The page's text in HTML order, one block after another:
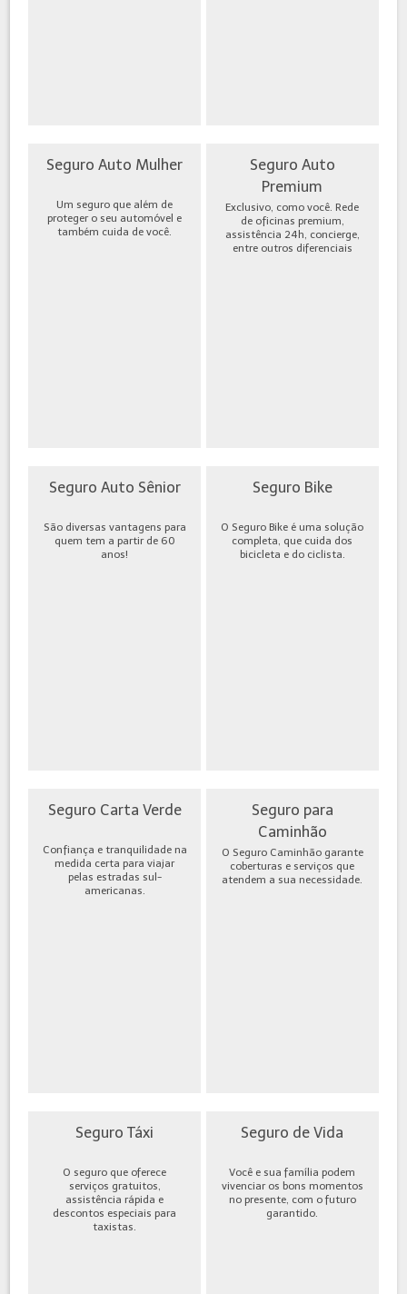
Seguro Auto Mulher
Um seguro que além de
proteger o seu automóvel e
também cuida de você.
Seguro Auto
Premium
Exclusivo, como você. Rede
de oficinas premium,
assistência 24h, concierge,
entre outros diferenciais
Seguro Auto Sênior
São diversas vantagens para
quem tem a partir de 60
anos!
Seguro Bike
O Seguro Bike é uma solução
completa, que cuida dos
bicicleta e do ciclista.
Seguro Carta Verde
Confiança e tranquilidade na
medida certa para viajar
pelas estradas sul-
americanas.
Seguro para
Caminhão
O Seguro Caminhão garante
coberturas e serviços que
atendem a sua necessidade.
Seguro Táxi
O seguro que oferece
serviços gratuitos,
assistência rápida e
descontos especiais para
taxistas.
Seguro de Vida
Você e sua família podem
vivenciar os bons momentos
no presente, com o futuro
garantido.